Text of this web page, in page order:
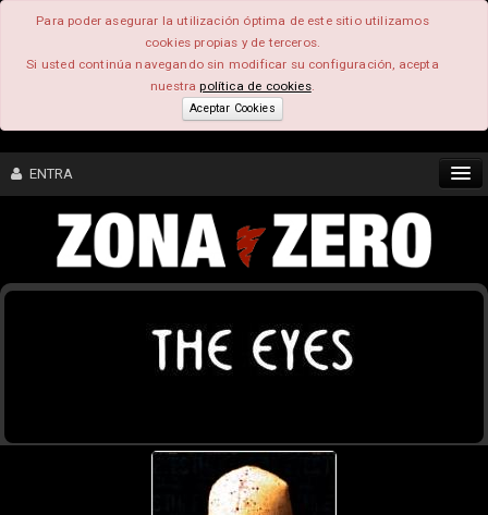
Para poder asegurar la utilización óptima de este sitio utilizamos
cookies propias y de terceros.
Si usted continúa navegando sin modificar su configuración, acepta
nuestrapolítica de cookies.
Aceptar Cookies
ENTRA
CONTENIDO